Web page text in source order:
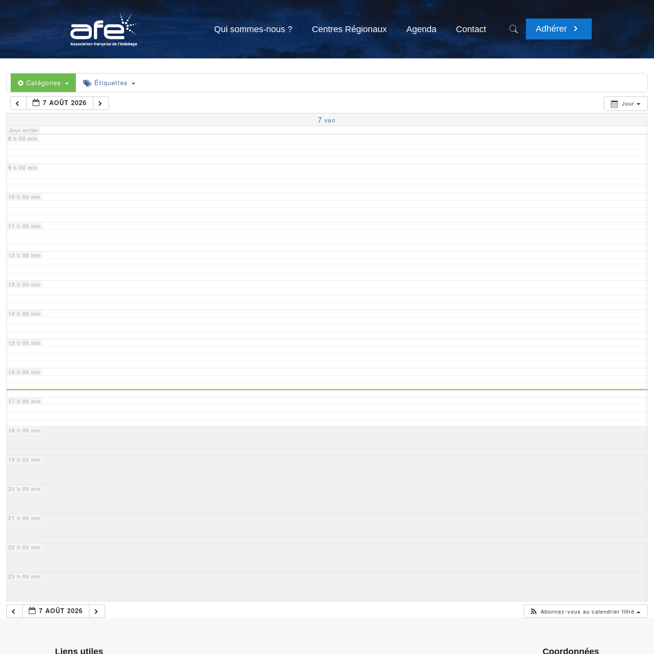
Qui sommes-nous ? Centres Régionaux Agenda Contact Adhérer
Catégories Étiquettes
Jour
7 AOÛT 2026
7 ven
Jour entier
4 h 00 min
5 h 00 min
6 h 00 min
7 h 00 min
8 h 00 min
9 h 00 min
10 h 00 min
11 h 00 min
12 h 00 min
13 h 00 min
14 h 00 min
15 h 00 min
16 h 00 min
17 h 00 min
18 h 00 min
19 h 00 min
20 h 00 min
21 h 00 min
22 h 00 min
23 h 00 min
7 AOÛT 2026 Abonnez-vous au calendrier filtré
Liens utiles Coordonnées